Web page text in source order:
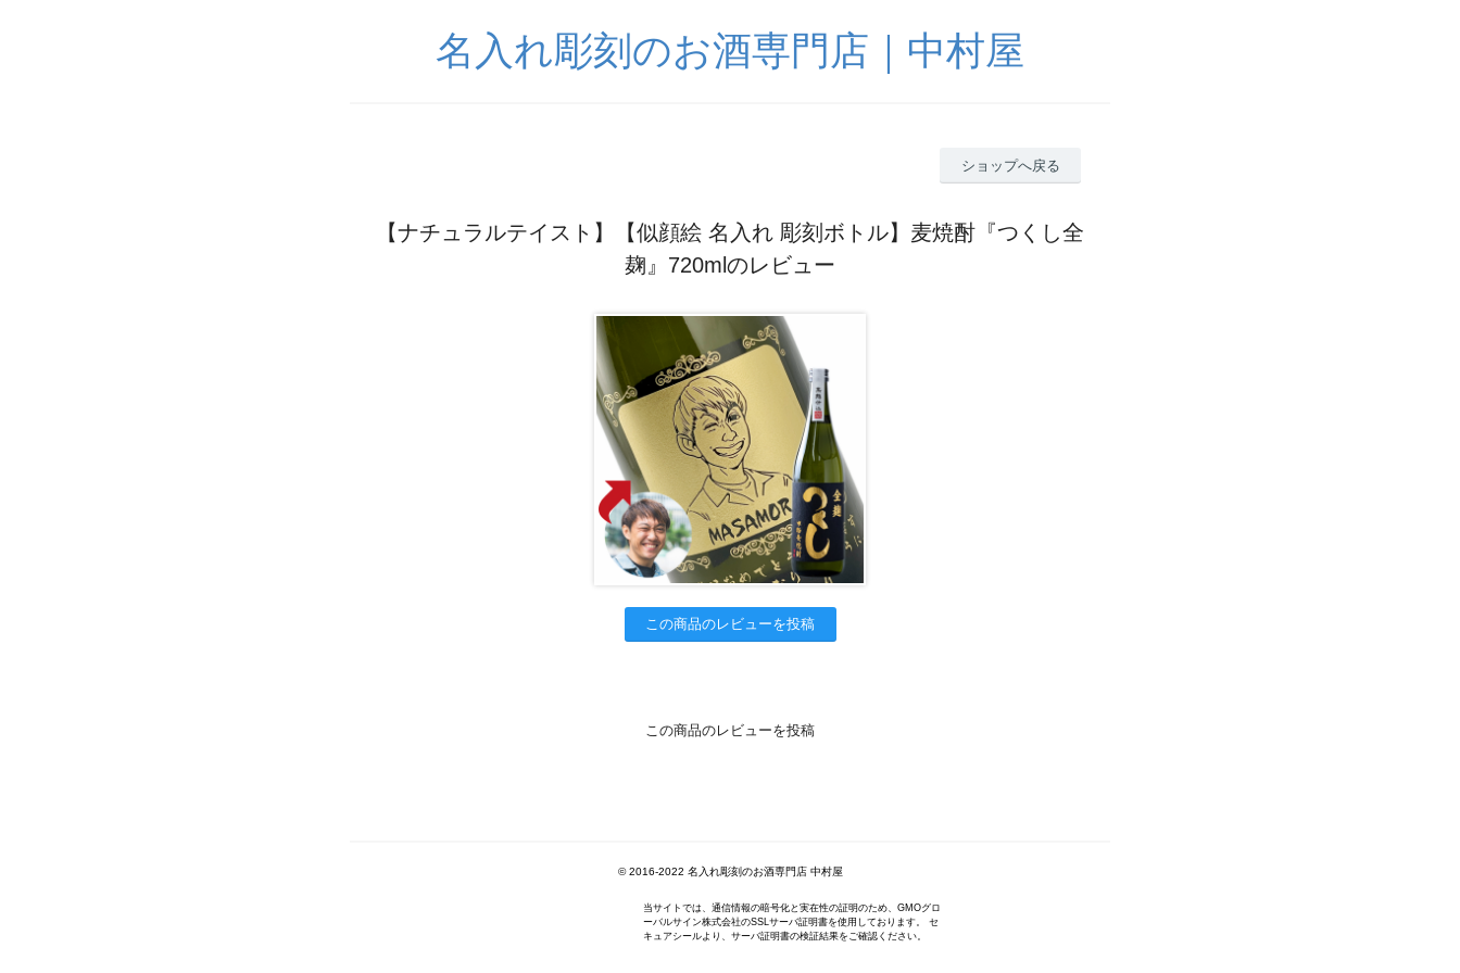
名入れ彫刻のお酒専門店｜中村屋
ショップへ戻る
【ナチュラルテイスト】【似顔絵 名入れ 彫刻ボトル】麦焼酎『つくし全
麹』720mlのレビュー
この商品のレビューを投稿
この商品のレビューを投稿
© 2016-2022 名入れ彫刻のお酒専門店 中村屋
当サイトでは、通信情報の暗号化と実在性の証明のため、GMOグロ
ーバルサイン株式会社のSSLサーバ証明書を使用しております。 セ
キュアシールより、サーバ証明書の検証結果をご確認ください。